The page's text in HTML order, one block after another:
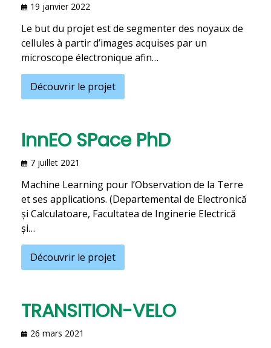
19 janvier 2022
Le but du projet est de segmenter des noyaux de
cellules à partir d’images acquises par un
microscope électronique afin…
Découvrir le projet
InnEO SPace PhD
7 juillet 2021
Machine Learning pour l’Observation de la Terre
et ses applications. (Departemental de Electronică
și Calculatoare, Facultatea de Inginerie Electrică
și…
Découvrir le projet
TRANSITION-VELO
26 mars 2021